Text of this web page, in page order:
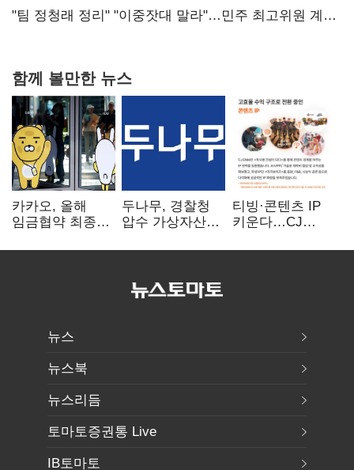
핵심으로 재부상
"팀 정청래 정리" "이중잣대 말라"…민주 최고위원 계파
함께 볼만한 뉴스
카카오, 올해
임금협약 최종
인상·격려금
두나무, 경찰청
압수 가상자산
커스터디 사업
티빙·콘텐츠 IP
키운다…CJ
글로벌 확장 가속
뉴스
뉴스북
뉴스리듬
토마토증권통 Live
IB토마토